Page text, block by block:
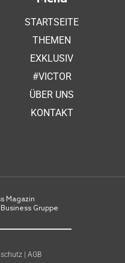
STARTSEITE
THEMEN
EXKLUSIV
#VICTOR
ÜBER UNS
KONTAKT
Magazin
Gruppe
| AGB